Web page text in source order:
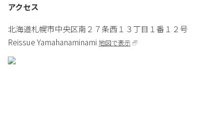
アクセス
北海道札幌市中央区南２７条西１３丁目１番１２号
Reissue Yamahanaminami 地図で表示